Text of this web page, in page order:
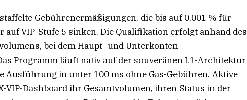
Gebührenermäßigungen, die bis auf 0,001 % für
auf VIP-Stufe 5 sinken. Die Qualifikation erfolgt anhand des
bei dem Haupt- und Unterkonten
Programm läuft nativ auf der souveränen L1-Architektur
Ausführung in unter 100 ms ohne Gas-Gebühren. Aktive
VIP-Dashboard ihr Gesamtvolumen, ihren Status in der